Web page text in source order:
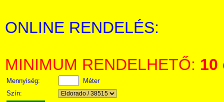
ONLINE RENDELÉS:
MINIMUM RENDELHETŐ: 10
Mennyiség:
Méter
Szín: